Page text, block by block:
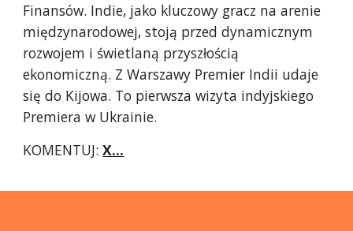
Finansów. Indie, jako kluczowy gracz na arenie
międzynarodowej, stoją przed dynamicznym
rozwojem i świetlaną przyszłością
ekonomiczną. Z Warszawy Premier Indii udaje
się do Kijowa. To pierwsza wizyta indyjskiego
Premiera w Ukrainie.
KOMENTUJ:X...